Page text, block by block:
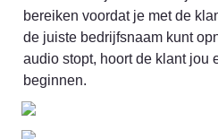
bereiken voordat je met de
de juiste bedrijfsnaam kunt
audio stopt, hoort de klant jou
beginnen.